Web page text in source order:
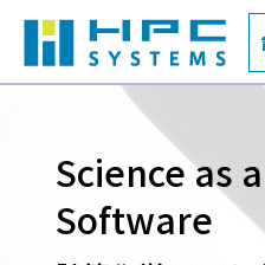
Science as
Software